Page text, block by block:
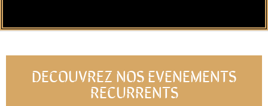
DECOUVREZ NOS EVENEMENTS
RECURRENTS